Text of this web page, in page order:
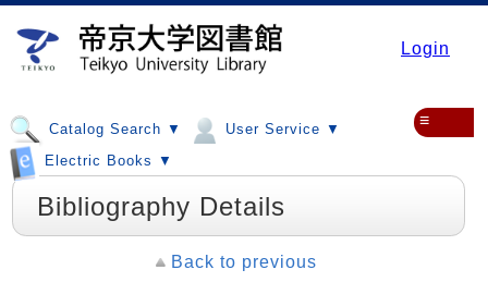
Login
Catalog Search ▼
User Service ▼
Electric Books ▼
≡
Bibliography Details
Back to previous